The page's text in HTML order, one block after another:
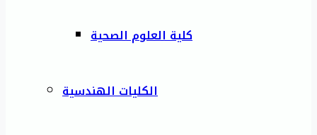
كلية العلوم الصحية
الكليات الهندسية